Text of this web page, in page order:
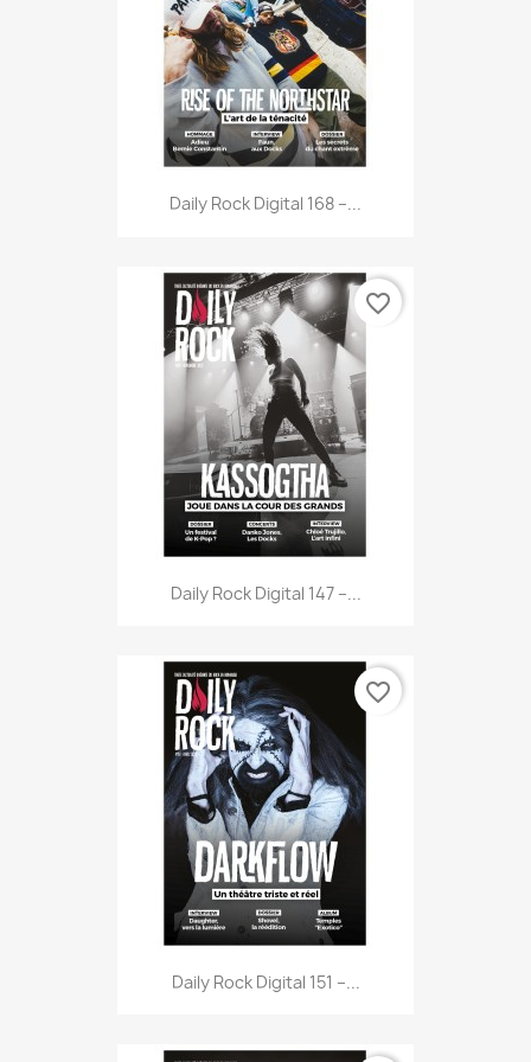
Daily Rock Digital 168 –...
Daily Rock Digital 147 –...
favorite_border
Daily Rock Digital 151 –...
favorite_border